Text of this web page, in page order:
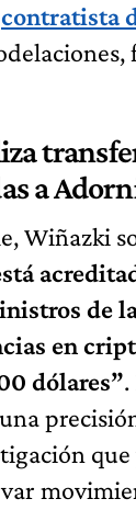
contratista
a
Wiñazki
de
en
dólares”
que